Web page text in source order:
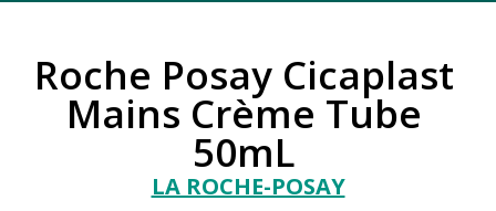
Roche Posay Cicaplast
Mains Crème Tube
50mL
LA ROCHE-POSAY